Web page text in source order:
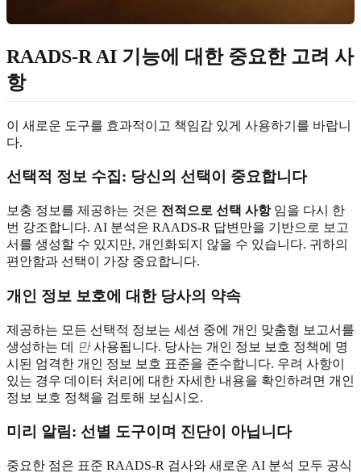
RAADS-R AI 기능에 대한 중요한 고려 사
항
이 새로운 도구를 효과적이고 책임감 있게 사용하기를 바랍니
다.
선택적 정보 수집: 당신의 선택이 중요합니다
보충 정보를 제공하는 것은 전적으로 선택 사항임을 다시 한
번 강조합니다. AI 분석은 RAADS-R 답변만을 기반으로 보고
서를 생성할 수 있지만, 개인화되지 않을 수 있습니다. 귀하의
편안함과 선택이 가장 중요합니다.
개인 정보 보호에 대한 당사의 약속
제공하는 모든 선택적 정보는 세션 중에 개인 맞춤형 보고서를
생성하는 데
만사용됩니다. 당사는 개인 정보 보호 정책에 명
시된 엄격한 개인 정보 보호 표준을 준수합니다. 우려 사항이
있는 경우 데이터 처리에 대한 자세한 내용을 확인하려면 개인
정보 보호 정책을 검토해 보십시오.
미리 알림: 선별 도구이며 진단이 아닙니다
중요한 점은 표준 RAADS-R 검사와 새로운 AI 분석 모두 공식